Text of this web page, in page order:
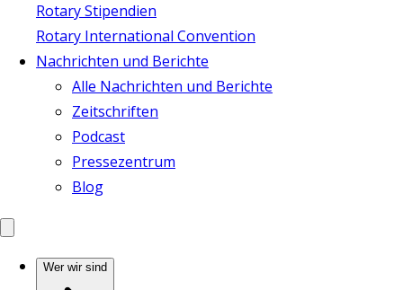
Rotary Stipendien
Rotary International Convention
Nachrichten und Berichte
Alle Nachrichten und Berichte
Zeitschriften
Podcast
Pressezentrum
Blog
Wer wir sind